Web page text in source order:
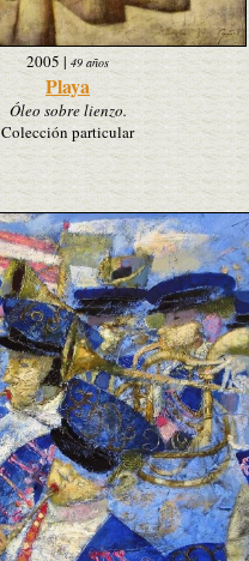
2005 | 49 años
Playa
Óleo sobre lienzo.
Colección particular